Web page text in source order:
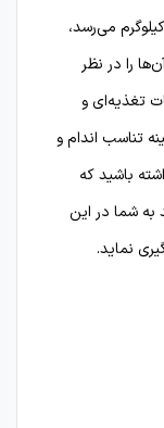
برنامه تمرینی برای افرادی که وزن آن‌ها به 100 کیلوگرم می‌رسد،
را در نظر
تغذیه‌ای و
تناسب اندام و
باشید که
شما در این
نماید.